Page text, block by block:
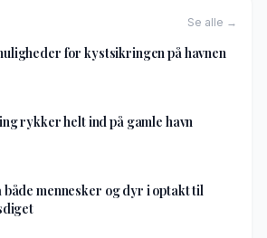
Se alle →
for kystsikringen på havnen
rykker helt ind på gamle havn
både mennesker og dyr i optakt til